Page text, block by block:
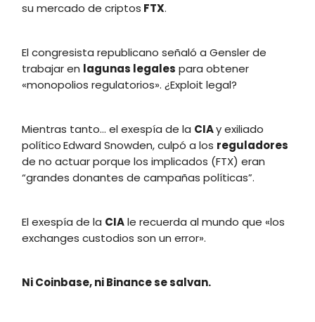
su mercado de criptos FTX.
El congresista republicano señaló a Gensler de
trabajar en lagunas legales para obtener
«monopolios regulatorios». ¿Exploit legal?
Mientras tanto… el exespía de la CIAy exiliado
políticoEdward Snowden, culpó a los reguladores
de no actuar porque los implicados (FTX) eran
“grandes donantes de campañas políticas”.
El exespía de la CIAle recuerda al mundo que «los
exchanges custodios son un error».
Ni Coinbase, ni Binance se salvan.